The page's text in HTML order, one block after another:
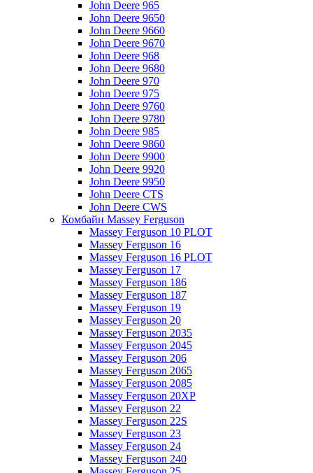
John Deere 965
John Deere 9650
John Deere 9660
John Deere 9670
John Deere 968
John Deere 9680
John Deere 970
John Deere 975
John Deere 9760
John Deere 9780
John Deere 985
John Deere 9860
John Deere 9900
John Deere 9920
John Deere 9950
John Deere CTS
John Deere CWS
Комбайн Massey Ferguson
Massey Ferguson 10 PLOT
Massey Ferguson 16
Massey Ferguson 16 PLOT
Massey Ferguson 17
Massey Ferguson 186
Massey Ferguson 187
Massey Ferguson 19
Massey Ferguson 20
Massey Ferguson 2035
Massey Ferguson 2045
Massey Ferguson 206
Massey Ferguson 2065
Massey Ferguson 2085
Massey Ferguson 20XP
Massey Ferguson 22
Massey Ferguson 22S
Massey Ferguson 23
Massey Ferguson 24
Massey Ferguson 240